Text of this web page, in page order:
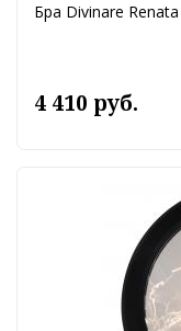
Бра Divinare
4 410 руб.